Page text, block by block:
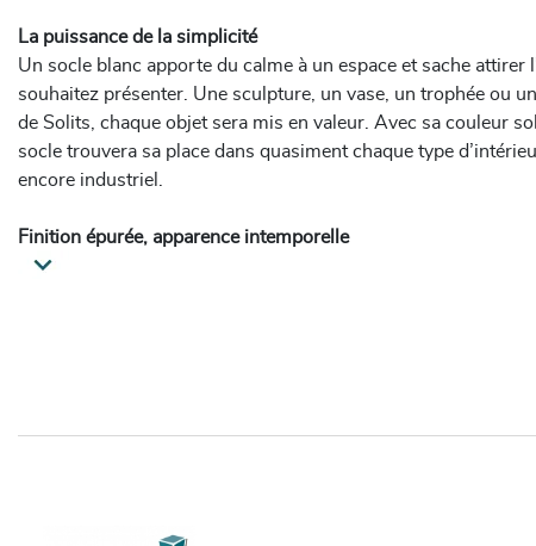
La puissance de la simplicité
Un socle blanc apporte du calme à un espace et sache attirer
souhaitez présenter. Une sculpture, un vase, un trophée ou
de Solits, chaque objet sera mis en valeur. Avec sa couleur
socle trouvera sa place dans quasiment chaque type
encore industriel.
Finition épurée, apparence intemporelle
Nos socles blancs sont faits de MDF (médium) et sont finis
et sur mesure, d’une épaisseur de 4 mm. Cela protège aussi